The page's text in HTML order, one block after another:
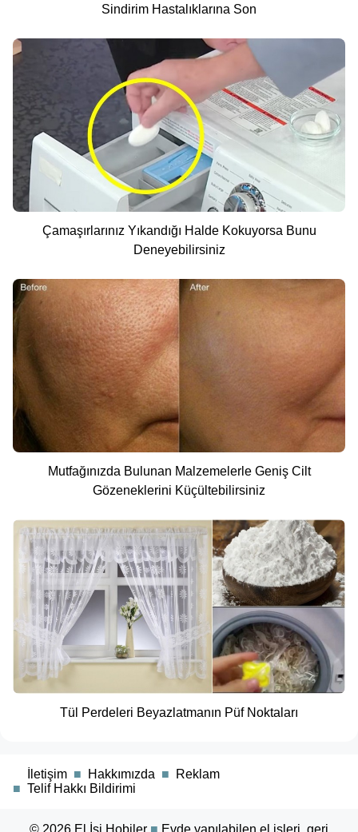
Sindirim Hastalıklarına Son
Çamaşırlarınız Yıkandığı Halde Kokuyorsa Bunu
Deneyebilirsiniz
Mutfağınızda Bulunan Malzemelerle Geniş Cilt
Gözeneklerini Küçültebilirsiniz
Tül Perdeleri Beyazlatmanın Püf Noktaları
İletişim ■ Hakkımızda ■
Reklam
■ Telif Hakkı Bildirimi
© 2026 El İşi Hobiler ■ Evde yapılabilen el işleri, geri